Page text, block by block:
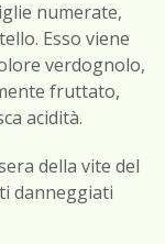
numerate,
Esso viene
verdognolo,
fruttato,
acidità.
della vite del
danneggiati